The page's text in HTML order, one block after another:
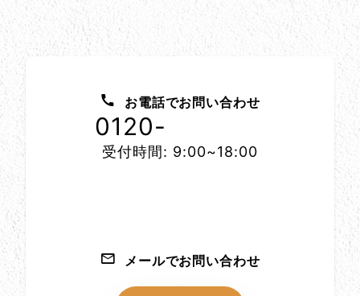
お電話でお問い合わせ
0120-
受付時間: 9:00~18:00
メールでお問い合わせ